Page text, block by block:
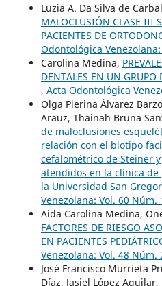
Luzia A. Da Silva de
MALOCLUSIÓN CLASE III
PACIENTES DE
Odontológica
Carolina Medina,
DENTALES EN UN GRUPO
, Acta Odontológica
Olga Pierina Álvarez
Arauz, Thainah Bruna
de maloclusiones
relación con el biotipo
cefalométrico de Steiner
atendidos en la clínica
la Universidad San
Venezolana: Vol. 60 Núm.
Aida Carolina Medina,
FACTORES DE RIESGO
EN PACIENTES
Venezolana: Vol. 48 Núm.
José Francisco Murrieta
Díaz, Jasiel López